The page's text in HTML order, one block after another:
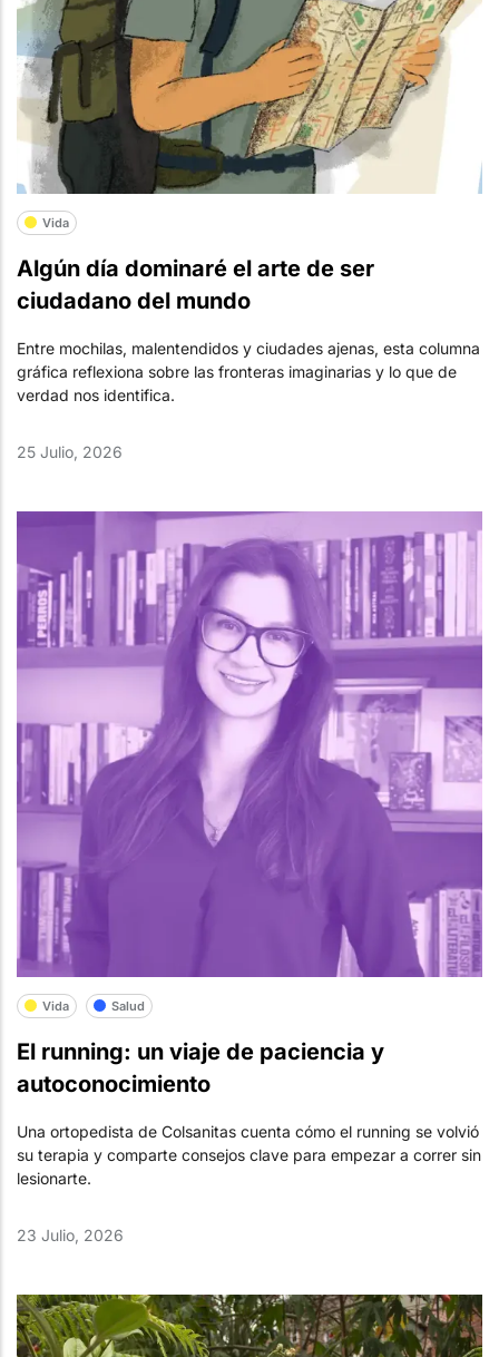
Vida
Algún día dominaré el arte de ser
ciudadano del mundo
Entre mochilas, malentendidos y ciudades ajenas, esta columna
gráfica reflexiona sobre las fronteras imaginarias y lo que de
verdad nos identifica.
25 Julio, 2026
Vida Salud
El running: un viaje de paciencia y
autoconocimiento
Una ortopedista de Colsanitas cuenta cómo el running se volvió
su terapia y comparte consejos clave para empezar a correr sin
lesionarte.
23 Julio, 2026